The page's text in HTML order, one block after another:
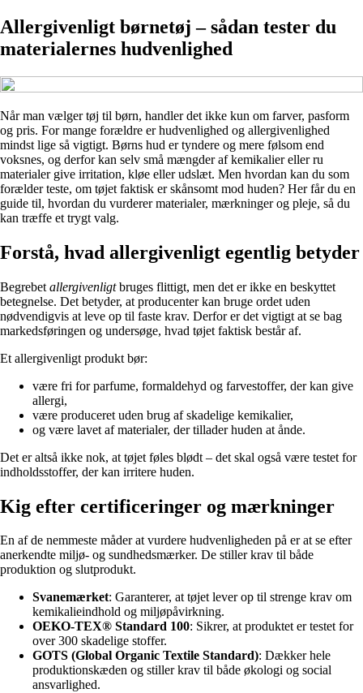
Allergivenligt børnetøj – sådan tester du
materialernes hudvenlighed
Når man vælger tøj til børn, handler det ikke kun om farver, pasform
og pris. For mange forældre er hudvenlighed og allergivenlighed
mindst lige så vigtigt. Børns hud er tyndere og mere følsom end
voksnes, og derfor kan selv små mængder af kemikalier eller ru
materialer give irritation, kløe eller udslæt. Men hvordan kan du som
forælder teste, om tøjet faktisk er skånsomt mod huden? Her får du en
guide til, hvordan du vurderer materialer, mærkninger og pleje, så du
kan træffe et trygt valg.
Forstå, hvad allergivenligt egentlig betyder
Begrebet allergivenligtbruges flittigt, men det er ikke en beskyttet
betegnelse. Det betyder, at producenter kan bruge ordet uden
nødvendigvis at leve op til faste krav. Derfor er det vigtigt at se bag
markedsføringen og undersøge, hvad tøjet faktisk består af.
Et allergivenligt produkt bør:
være fri for parfume, formaldehyd og farvestoffer, der kan give
allergi,
være produceret uden brug af skadelige kemikalier,
og være lavet af materialer, der tillader huden at ånde.
Det er altså ikke nok, at tøjet føles blødt – det skal også være testet for
indholdsstoffer, der kan irritere huden.
Kig efter certificeringer og mærkninger
En af de nemmeste måder at vurdere hudvenligheden på er at se efter
anerkendte miljø- og sundhedsmærker. De stiller krav til både
produktion og slutprodukt.
Svanemærket: Garanterer, at tøjet lever op til strenge krav om
kemikalieindhold og miljøpåvirkning.
OEKO-TEX® Standard 100: Sikrer, at produktet er testet for
over 300 skadelige stoffer.
GOTS (Global Organic Textile Standard): Dækker hele
produktionskæden og stiller krav til både økologi og social
ansvarlighed.